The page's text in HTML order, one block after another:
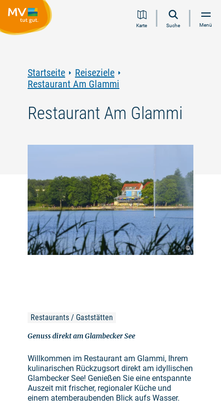
Inhalt
Navigation
Volltextsuche
FooterKarte Suche Menü
Startseite
Reiseziele
Restaurant Am Glammi
Restaurant Am Glammi
©
Restaurants / Gaststätten
Genuss direkt am Glambecker See
Willkommen im Restaurant am Glammi, Ihrem
kulinarischen Rückzugsort direkt am idyllischen
Glambecker See! Genießen Sie eine entspannte
Auszeit mit frischer, regionaler Küche und
einem atemberaubenden Blick aufs Wasser.